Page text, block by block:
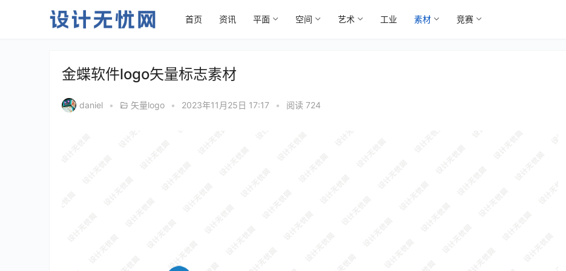
首页 资讯 平面 空间 艺术 工业 素材 竞赛
金蝶软件logo矢量标志素材
daniel • 矢量logo • 2023年11月25日 17:17 • 阅读 724